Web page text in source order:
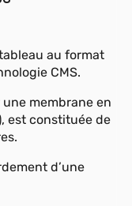
au format
CMS.
membrane en
est constituée de
d’une